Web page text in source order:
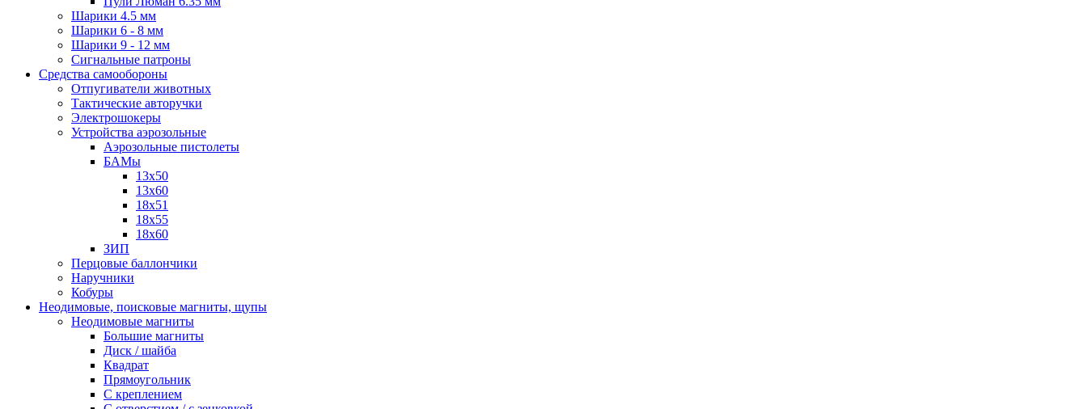
Шарики 4.5 мм
Шарики 6 - 8 мм
Шарики 9 - 12 мм
Сигнальные патроны
Средства самообороны
Отпугиватели животных
Тактические авторучки
Электрошокеры
Устройства аэрозольные
Аэрозольные пистолеты
БАМы
13х50
13х60
18х51
18х55
18х60
ЗИП
Перцовые баллончики
Наручники
Кобуры
Неодимовые, поисковые магниты, щупы
Неодимовые магниты
Большие магниты
Диск / шайба
Квадрат
Прямоугольник
С креплением